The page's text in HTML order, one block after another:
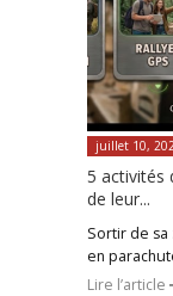
juillet 10,
5 activités
de leur...
Sortir de
en
Lire l’article